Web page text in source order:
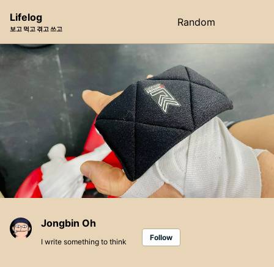
navigation
Lifelog
보고 먹고 겪고 쓰고
Random
Jongbin Oh
I write something to think Follow